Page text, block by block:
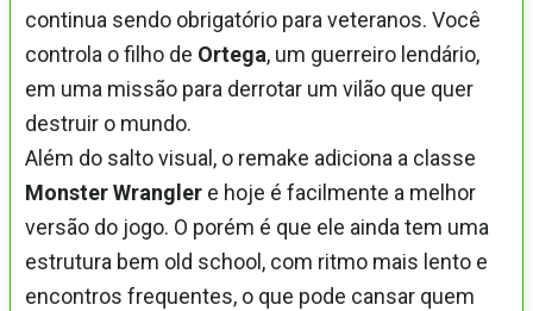
continua sendo obrigatório para veteranos. Você
controla o filho de Ortega, um guerreiro lendário,
em uma missão para derrotar um vilão que quer
destruir o mundo.
Além do salto visual, o remake adiciona a classe
Monster Wrangler e hoje é facilmente a melhor
versão do jogo. O porém é que ele ainda tem uma
estrutura bem old school, com ritmo mais lento e
encontros frequentes, o que pode cansar quem